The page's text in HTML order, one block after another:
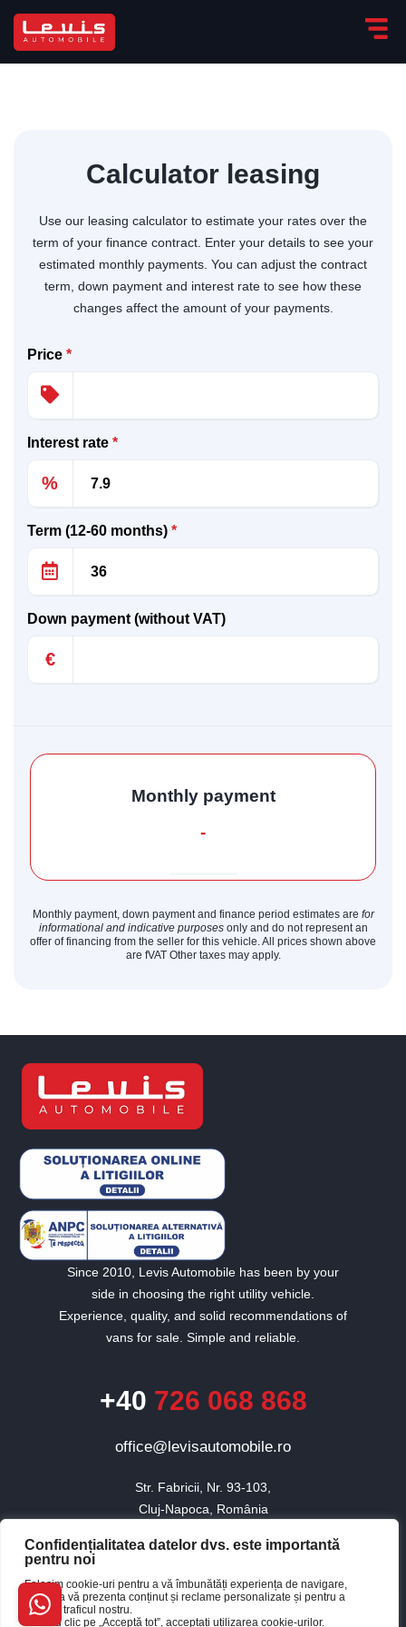
Confidențialitatea datelor dvs. este importantă
pentru noi
Folosim cookie-uri pentru a vă îmbunătăți experiența de navigare,
pentru a vă prezenta conținut și reclame personalizate și pentru a
analiza traficul nostru.
Făcând clic pe „Acceptă tot”, acceptați utilizarea cookie-urilor.
Calculator leasing
Use our leasing calculator to estimate your rates over the
term of your finance contract. Enter your details to see your
estimated monthly payments. You can adjust the contract
term, down payment and interest rate to see how these
changes affect the amount of your payments.
Price *
Interest rate *
%
Term (12-60 months) *
Down payment (without VAT)
€
Monthly payment
-
Monthly payment, down payment and finance period estimates are for
informational and indicative purposesonly and do not represent an
offer of financing from the seller for this vehicle. All prices shown above
are fVAT Other taxes may apply.
Since 2010, Levis Automobile has been by your
side in choosing the right utility vehicle.
Experience, quality, and solid recommendations of
vans for sale. Simple and reliable.
+40 726 068 868
office@levisautomobile.ro
Str. Fabricii, Nr. 93-103,
Cluj-Napoca, România
© 2010 - 2026 Toate drepturile rezervate Levis Automobile.
Website realizat de Baboon
Bun venit pe chatul nostru!
începe conversația cu noi. Vom folosi această adresă
pentru a vă trimite transcrierea discuției.
Email Address
Start Chat
Buna, cum te pot ajuta?